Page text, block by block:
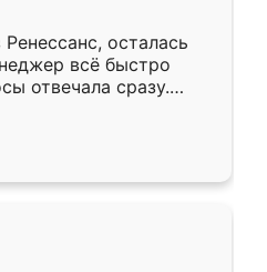
только здесь.
осталась
всё быстро
отвечала сразу.
подошёл к
Собрали
аккуратно, даже